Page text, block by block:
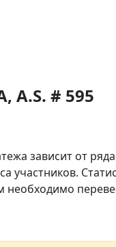
A.S. # 595
зависит от
участников.
необходимо